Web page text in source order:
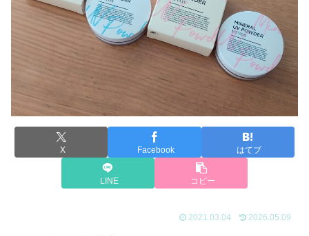
X Facebook はてブ
LINE コピー
2021.03.04 2026.05.09